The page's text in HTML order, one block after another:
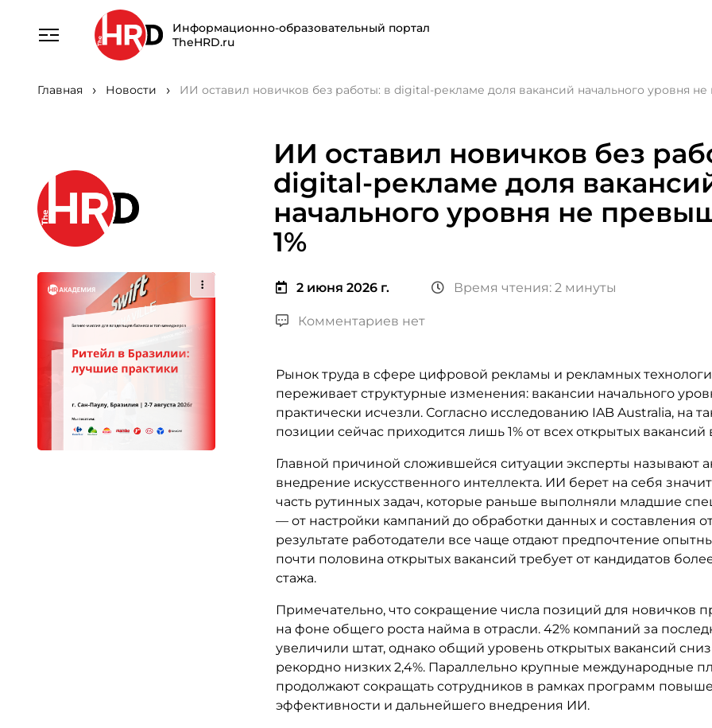
Информационно-образовательный портал
TheHRD.ru
Главная Новости ИИ оставил новичков без работы: в digital-рекламе доля вакансий начального уровня не
ИИ оставил новичков без
digital-рекламе доля
начального уровня не
1%
2 июня 2026 г. Время чтения: 2 минуты
Комментариев нет
Рынок труда в сфере цифровой рекламы и рекламных
переживает структурные изменения: вакансии начального
практически исчезли. Согласно исследованию IAB Australia, на
позиции сейчас приходится лишь 1% от всех открытых вакансий
Главной причиной сложившейся ситуации эксперты называют
внедрение искусственного интеллекта. ИИ берет на себя
часть рутинных задач, которые раньше выполняли младшие
— от настройки кампаний до обработки данных и составления
результате работодатели все чаще отдают предпочтение
почти половина открытых вакансий требует от кандидатов
стажа.
Примечательно, что сокращение числа позиций для новичков
на фоне общего роста найма в отрасли. 42% компаний за
увеличили штат, однако общий уровень открытых вакансий
рекордно низких 2,4%. Параллельно крупные международные
продолжают сокращать сотрудников в рамках программ
эффективности и дальнейшего внедрения ИИ.